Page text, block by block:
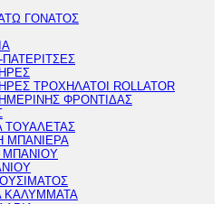
ΓΟΝΑΤΟΣ
ΤΡΟΧΗΛΑΤΟΙ ROLLATOR
ΦΡΟΝΤΙΔΑΣ
ΤΟΥΑΛΕΤΑΣ
ΜΠΑΝΙΕΡΑ
ΜΠΑΝΙΟΥ
ΚΑΛΥΜΜΑΤΑ